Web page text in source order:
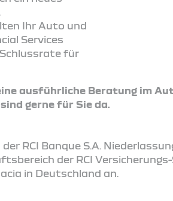
Ihr Auto und
Services
für
ausführliche Beratung im
gerne für Sie da.
RCI Banque S.A.
der RCI Versicherungs-
in Deutschland an.